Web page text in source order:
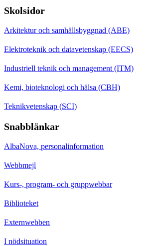
Skolsidor
Arkitektur och samhällsbyggnad (ABE)
Elektroteknik och datavetenskap (EECS)
Industriell teknik och management (ITM)
Kemi, bioteknologi och hälsa (CBH)
Teknikvetenskap (SCI)
Snabblänkar
AlbaNova, personalinformation
Webbmejl
Kurs-, program- och gruppwebbar
Biblioteket
Externwebben
I nödsituation